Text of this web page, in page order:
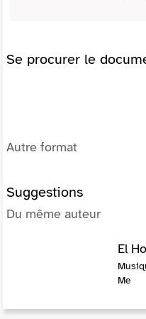
Se procurer le
Autre format
Suggestions
Du même auteur
El
Me